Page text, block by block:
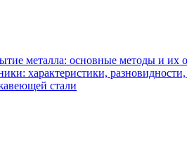
металла: основные методы и их
характеристики,
стали